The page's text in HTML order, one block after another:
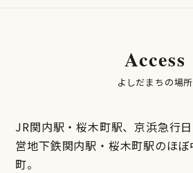
Access
よしだまちの場所
JR関内駅・桜木町駅、京浜急行
営地下鉄関内駅・桜木町駅のほ
町。